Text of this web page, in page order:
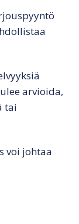
arvioida,
tai
voi johtaa